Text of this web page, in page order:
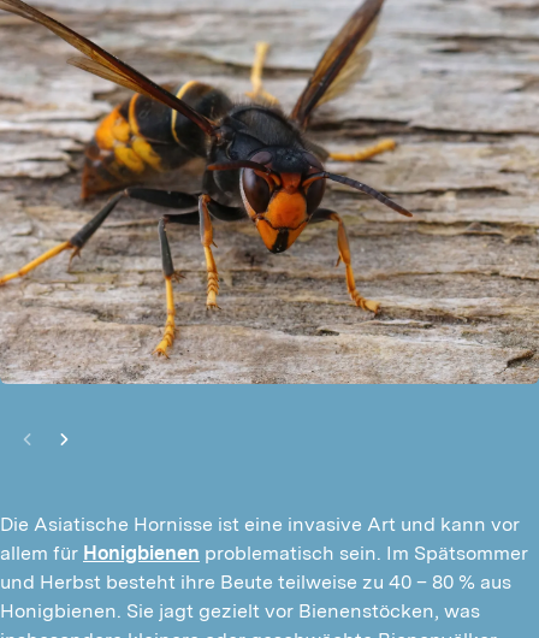
Die Asiatische Hornisse ist eine invasive Art und kann vor
allem für Honigbienen problematisch sein. Im Spätsommer
und Herbst besteht ihre Beute teilweise zu 40 – 80 % aus
Honigbienen. Sie jagt gezielt vor Bienenstöcken, was